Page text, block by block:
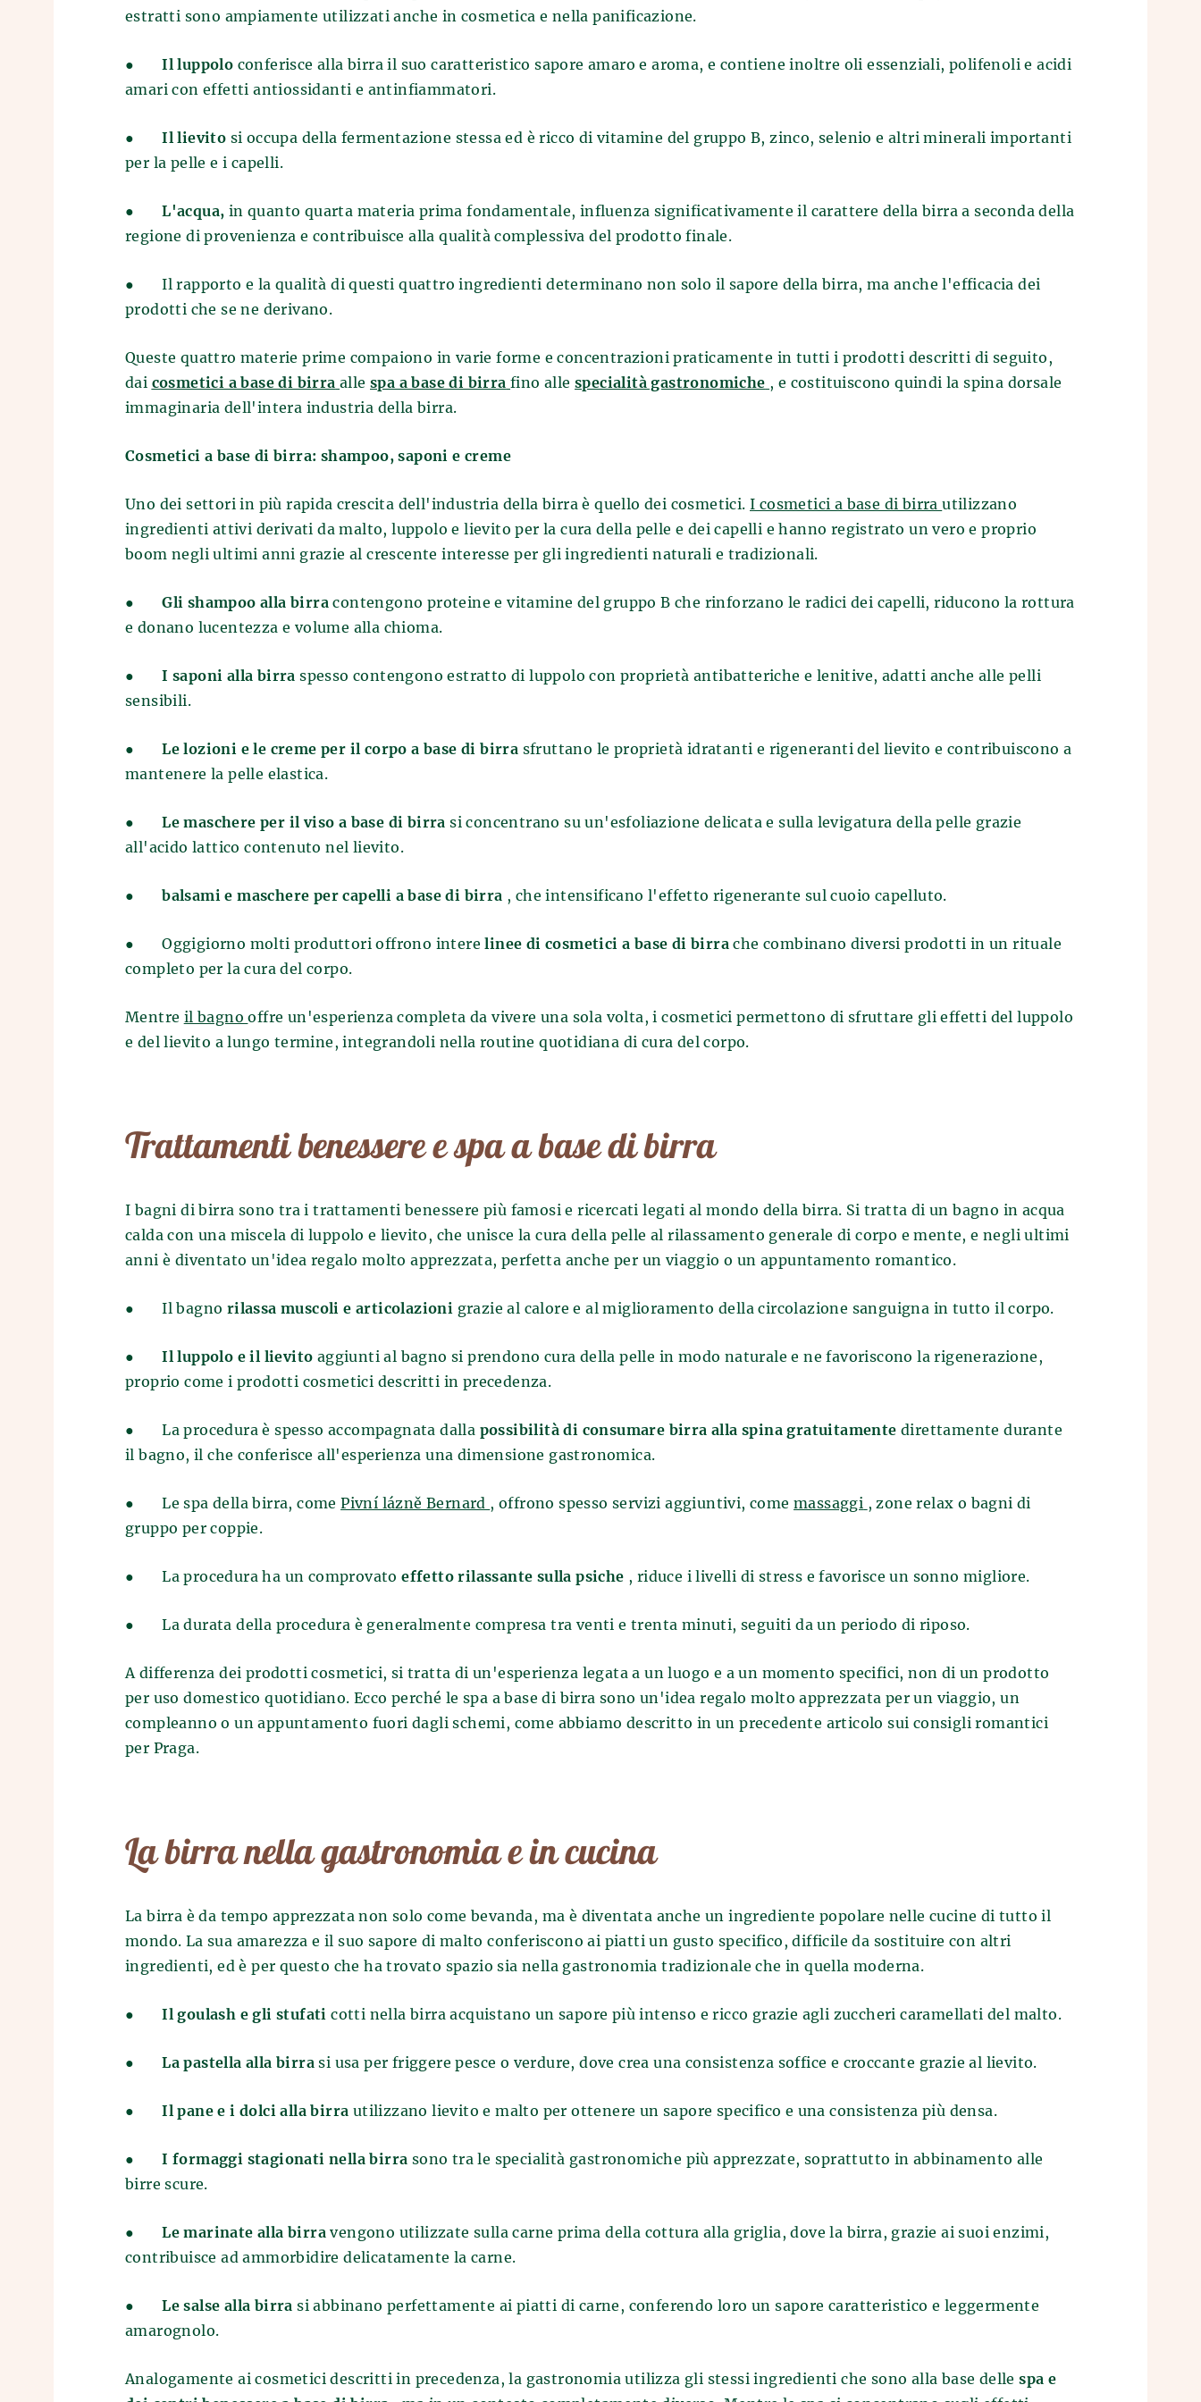
estratti sono ampiamente utilizzati anche in cosmetica e nella panificazione.
● Il luppolo conferisce alla birra il suo caratteristico sapore amaro e aroma, e contiene inoltre oli essenziali, polifenoli e acidi
amari con effetti antiossidanti e antinfiammatori.
● Il lievito si occupa della fermentazione stessa ed è ricco di vitamine del gruppo B, zinco, selenio e altri minerali importanti
per la pelle e i capelli.
● L'acqua, in quanto quarta materia prima fondamentale, influenza significativamente il carattere della birra a seconda della
regione di provenienza e contribuisce alla qualità complessiva del prodotto finale.
●
Il rapporto e la qualità di questi quattro ingredienti determinano non solo il sapore della birra, ma anche l'efficacia dei
prodotti che se ne derivano.
Queste quattro materie prime compaiono in varie forme e concentrazioni praticamente in tutti i prodotti descritti di seguito,
dai cosmetici a base di birra allespa a base di birra fino allespecialità gastronomiche , e costituiscono quindi la spina dorsale
immaginaria dell'intera industria della birra.
Cosmetici a base di birra: shampoo, saponi e creme
Uno dei settori in più rapida crescita dell'industria della birra è quello dei cosmetici.I cosmetici a base di birra utilizzano
ingredienti attivi derivati da malto, luppolo e lievito per la cura della pelle e dei capelli e hanno registrato un vero e proprio
boom negli ultimi anni grazie al crescente interesse per gli ingredienti naturali e tradizionali.
● Gli shampoo alla birra contengono proteine e vitamine del gruppo B che rinforzano le radici dei capelli, riducono la rottura
e donano lucentezza e volume alla chioma.
● I saponi alla birra spesso contengono estratto di luppolo con proprietà antibatteriche e lenitive, adatti anche alle pelli
sensibili.
● Le lozioni e le creme per il corpo a base di birra sfruttano le proprietà idratanti e rigeneranti del lievito e contribuiscono a
mantenere la pelle elastica.
● Le maschere per il viso a base di birra si concentrano su un'esfoliazione delicata e sulla levigatura della pelle grazie
all'acido lattico contenuto nel lievito.
● balsami e maschere per capelli a base di birra , che intensificano l'effetto rigenerante sul cuoio capelluto.
● Oggigiorno molti produttori offrono interelinee di cosmetici a base di birra che combinano diversi prodotti in un rituale
completo per la cura del corpo.
Mentre il bagno offre un'esperienza completa da vivere una sola volta, i cosmetici permettono di sfruttare gli effetti del luppolo
e del lievito a lungo termine, integrandoli nella routine quotidiana di cura del corpo.
Trattamenti benessere e spa a base di birra
I bagni di birra sono tra i trattamenti benessere più famosi e ricercati legati al mondo della birra. Si tratta di un bagno in acqua
calda con una miscela di luppolo e lievito, che unisce la cura della pelle al rilassamento generale di corpo e mente, e negli ultimi
anni è diventato un'idea regalo molto apprezzata, perfetta anche per un viaggio o un appuntamento romantico.
● Il bagno rilassa muscoli e articolazioni grazie al calore e al miglioramento della circolazione sanguigna in tutto il corpo.
● Il luppolo e il lievito aggiunti al bagno si prendono cura della pelle in modo naturale e ne favoriscono la rigenerazione,
proprio come i prodotti cosmetici descritti in precedenza.
● La procedura è spesso accompagnata dalla possibilità di consumare birra alla spina gratuitamente direttamente durante
il bagno, il che conferisce all'esperienza una dimensione gastronomica.
● Le spa della birra, comePivní lázně Bernard , offrono spesso servizi aggiuntivi, comemassaggi , zone relax o bagni di
gruppo per coppie.
● La procedura ha un comprovatoeffetto rilassante sulla psiche , riduce i livelli di stress e favorisce un sonno migliore.
● La durata della procedura è generalmente compresa tra venti e trenta minuti, seguiti da un periodo di riposo.
A differenza dei prodotti cosmetici, si tratta di un'esperienza legata a un luogo e a un momento specifici, non di un prodotto
per uso domestico quotidiano. Ecco perché le spa a base di birra sono un'idea regalo molto apprezzata per un viaggio, un
compleanno o un appuntamento fuori dagli schemi, come abbiamo descritto in un precedente articolo sui consigli romantici
per Praga.
La birra nella gastronomia e in cucina
La birra è da tempo apprezzata non solo come bevanda, ma è diventata anche un ingrediente popolare nelle cucine di tutto il
mondo. La sua amarezza e il suo sapore di malto conferiscono ai piatti un gusto specifico, difficile da sostituire con altri
ingredienti, ed è per questo che ha trovato spazio sia nella gastronomia tradizionale che in quella moderna.
● Il goulash e gli stufati cotti nella birra acquistano un sapore più intenso e ricco grazie agli zuccheri caramellati del malto.
● La pastella alla birra si usa per friggere pesce o verdure, dove crea una consistenza soffice e croccante grazie al lievito.
● Il pane e i dolci alla birra utilizzano lievito e malto per ottenere un sapore specifico e una consistenza più densa.
● I formaggi stagionati nella birra sono tra le specialità gastronomiche più apprezzate, soprattutto in abbinamento alle
birre scure.
● Le marinate alla birra vengono utilizzate sulla carne prima della cottura alla griglia, dove la birra, grazie ai suoi enzimi,
contribuisce ad ammorbidire delicatamente la carne.
● Le salse alla birra si abbinano perfettamente ai piatti di carne, conferendo loro un sapore caratteristico e leggermente
amarognolo.
Analogamente ai cosmetici descritti in precedenza, la gastronomia utilizza gli stessi ingredienti che sono alla base dellespa e